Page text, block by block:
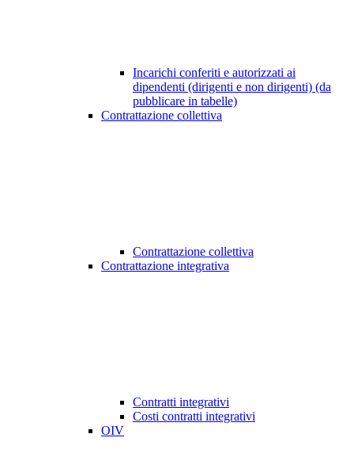
Incarichi conferiti e autorizzati ai
dipendenti (dirigenti e non dirigenti) (da
pubblicare in tabelle)
Contrattazione collettiva
Contrattazione collettiva
Contrattazione integrativa
Contratti integrativi
Costi contratti integrativi
OIV